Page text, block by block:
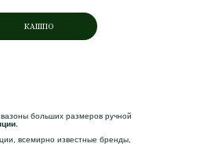
КАШПО
больших размеров ручной
всемирно известные бренды,